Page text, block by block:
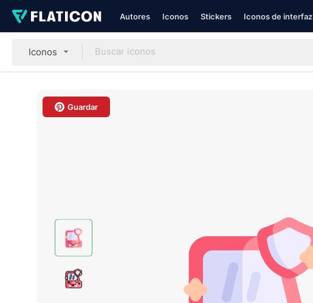
Autores Iconos Stickers Iconos de interfaz
Iconos
Guardar